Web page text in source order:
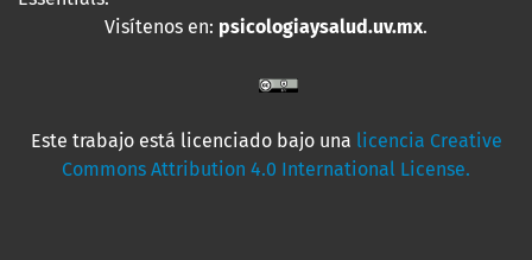
Visítenos en: psicologiaysalud.uv.mx.
Este trabajo está licenciado bajo una licencia Creative
Commons Attribution 4.0 International License.